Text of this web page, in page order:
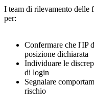
I team di rilevamento delle
per:
Confermare che l'IP
posizione dichiarata
Individuare le
di login
Segnalare
rischio